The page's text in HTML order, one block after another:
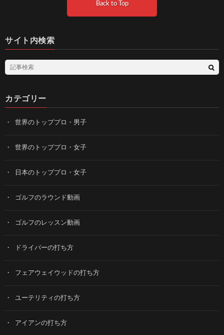
Back to Top
サイト内検索
カテゴリー
世界のトッププロ・男子
世界のトッププロ・女子
日本のトッププロ・女子
ゴルフのラウンド動画
ゴルフのレッスン動画
ドライバーの打ち方
フェアウェイウッドの打ち方
ユーテリティの打ち方
アイアンの打ち方